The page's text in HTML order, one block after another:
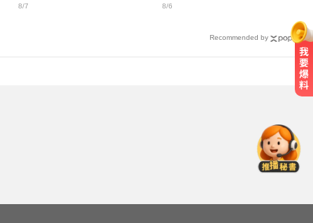
8/7
惠」
8/6
Recommended by
假」 蔣萬安說明了！